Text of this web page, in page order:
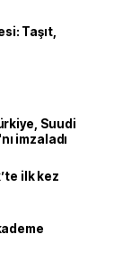
Taşıt,
Suudi
imzaladı
ilk kez